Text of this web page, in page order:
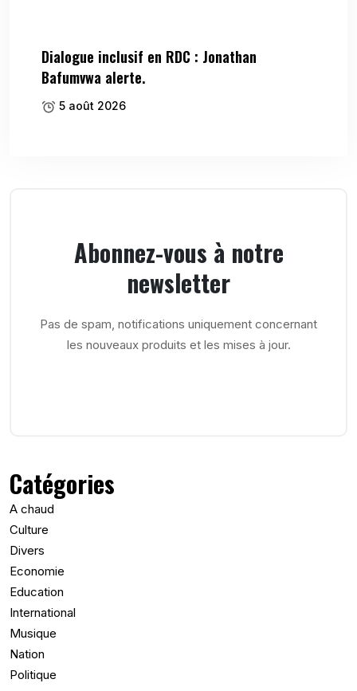
Dialogue inclusif en RDC : Jonathan
Bafumvwa alerte.
5 août 2026
Abonnez-vous à notre
newsletter
Pas de spam, notifications uniquement concernant
les nouveaux produits et les mises à jour.
Catégories
A chaud
Culture
Divers
Economie
Education
International
Musique
Nation
Politique